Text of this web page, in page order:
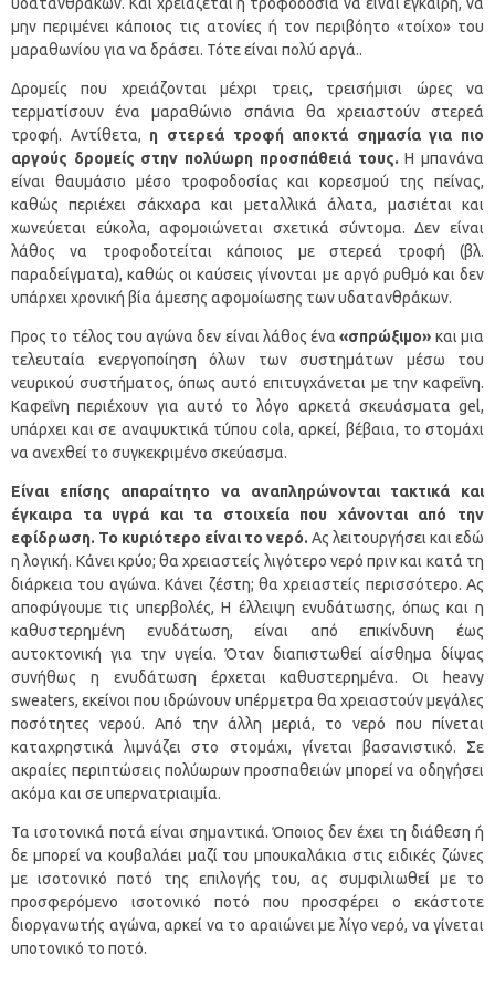
υδατανθράκων. Και χρειάζεται η τροφοδοσία να είναι έγκαιρη, να
μην περιμένει κάποιος τις ατονίες ή τον περιβόητο «τοίχο» του
μαραθωνίου για να δράσει. Τότε είναι πολύ αργά..
Δρομείς που χρειάζονται μέχρι τρεις, τρεισήμισι ώρες να
τερματίσουν ένα μαραθώνιο σπάνια θα χρειαστούν στερεά
τροφή. Αντίθετα, η στερεά τροφή αποκτά σημασία για πιο
αργούς δρομείς στην πολύωρη προσπάθειά τους. Η μπανάνα
είναι θαυμάσιο μέσο τροφοδοσίας και κορεσμού της πείνας,
καθώς περιέχει σάκχαρα και μεταλλικά άλατα, μασιέται και
χωνεύεται εύκολα, αφομοιώνεται σχετικά σύντομα. Δεν είναι
λάθος να τροφοδοτείται κάποιος με στερεά τροφή (βλ.
παραδείγματα), καθώς οι καύσεις γίνονται με αργό ρυθμό και δεν
υπάρχει χρονική βία άμεσης αφομοίωσης των υδατανθράκων.
Προς το τέλος του αγώνα δεν είναι λάθος ένα«σπρώξιμο» και μια
τελευταία ενεργοποίηση όλων των συστημάτων μέσω του
νευρικού συστήματος, όπως αυτό επιτυγχάνεται με την καφεΐνη.
Καφεΐνη περιέχουν για αυτό το λόγο αρκετά σκευάσματα gel,
υπάρχει και σε αναψυκτικά τύπου cola, αρκεί, βέβαια, το στομάχι
να ανεχθεί το συγκεκριμένο σκεύασμα.
Είναι επίσης απαραίτητο να αναπληρώνονται τακτικά και
έγκαιρα τα υγρά και τα στοιχεία που χάνονται από την
εφίδρωση. Το κυριότερο είναι το νερό. Ας λειτουργήσει και εδώ
η λογική. Κάνει κρύο; θα χρειαστείς λιγότερο νερό πριν και κατά τη
διάρκεια του αγώνα. Κάνει ζέστη; θα χρειαστείς περισσότερο. Ας
αποφύγουμε τις υπερβολές, Η έλλειψη ενυδάτωσης, όπως και η
καθυστερημένη ενυδάτωση, είναι από επικίνδυνη έως
αυτοκτονική για την υγεία. Όταν διαπιστωθεί αίσθημα δίψας
συνήθως η ενυδάτωση έρχεται καθυστερημένα. Οι heavy
sweaters, εκείνοι που ιδρώνουν υπέρμετρα θα χρειαστούν μεγάλες
ποσότητες νερού. Από την άλλη μεριά, το νερό που πίνεται
καταχρηστικά λιμνάζει στο στομάχι, γίνεται βασανιστικό. Σε
ακραίες περιπτώσεις πολύωρων προσπαθειών μπορεί να οδηγήσει
ακόμα και σε υπερνατριαιμία.
Τα ισοτονικά ποτά είναι σημαντικά. Όποιος δεν έχει τη διάθεση ή
δε μπορεί να κουβαλάει μαζί του μπουκαλάκια στις ειδικές ζώνες
με ισοτονικό ποτό της επιλογής του, ας συμφιλιωθεί με το
προσφερόμενο ισοτονικό ποτό που προσφέρει ο εκάστοτε
διοργανωτής αγώνα, αρκεί να το αραιώνει με λίγο νερό, να γίνεται
υποτονικό το ποτό.